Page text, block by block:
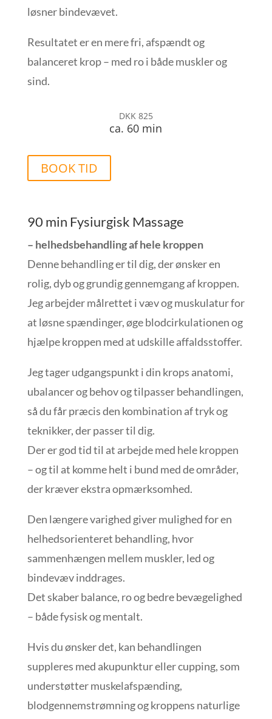
løsner bindevævet.
Resultatet er en mere fri, afspændt og
balanceret krop – med ro i både muskler og
sind.
DKK 825
ca. 60 min
BOOK TID
90 min Fysiurgisk Massage
– helhedsbehandling af hele kroppen
Denne behandling er til dig, der ønsker en
rolig, dyb og grundig gennemgang af kroppen.
Jeg arbejder målrettet i væv og muskulatur for
at løsne spændinger, øge blodcirkulationen og
hjælpe kroppen med at udskille affaldsstoffer.
Jeg tager udgangspunkt i din krops anatomi,
ubalancer og behov og tilpasser behandlingen,
så du får præcis den kombination af tryk og
teknikker, der passer til dig.
Der er god tid til at arbejde med hele kroppen
– og til at komme helt i bund med de områder,
der kræver ekstra opmærksomhed.
Den længere varighed giver mulighed for en
helhedsorienteret behandling, hvor
sammenhængen mellem muskler, led og
bindevæv inddrages.
Det skaber balance, ro og bedre bevægelighed
– både fysisk og mentalt.
Hvis du ønsker det, kan behandlingen
suppleres med akupunktur eller cupping, som
understøtter muskelafspænding,
blodgennemstrømning og kroppens naturlige